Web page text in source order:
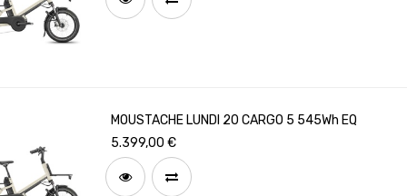
MOUSTACHE LUNDI 20 CARGO 5 545Wh EQ
5.399,00 €